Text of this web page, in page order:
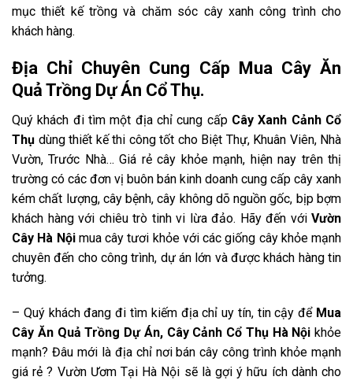
mục thiết kế trồng và chăm sóc cây xanh công trình cho
khách hàng.
Địa Chỉ Chuyên Cung Cấp Mua Cây Ăn
Quả Trồng Dự Án Cổ Thụ.
Quý khách đi tìmmột địa chỉ cung cấpCây Xanh Cảnh Cổ
Thụ dùng thiết kế thi công tốt cho Biệt Thự, Khuân Viên, Nhà
Vườn, Trước Nhà… Giá rẻ cây khỏe mạnh, hiện nay trên thị
trường có các đơn vị buôn bán kinh doanh cung cấp cây xanh
kém chất lượng, cây bệnh, cây không dõ nguồn gốc, bịp bợm
khách hàng với chiêu trò tinh vi lừa đảo. Hãy đến với Vườn
Cây Hà Nội mua cây tươi khỏe vớicác giống cây khỏe mạnh
chuyên đến cho công trình, dự án lớn và được khách hàng tin
tưởng.
– Quý khách đang đi tìm kiếm địa chỉ uy tín, tin cậy để Mua
Cây Ăn Quả Trồng Dự Án, Cây Cảnh Cổ Thụ Hà Nội khỏe
mạnh? Đâu mới là địa chỉ nơi bán cây công trình khỏe mạnh
giá rẻ ? Vườn Ươm Tại Hà Nội sẽ là gợi ý hữu ích dành cho